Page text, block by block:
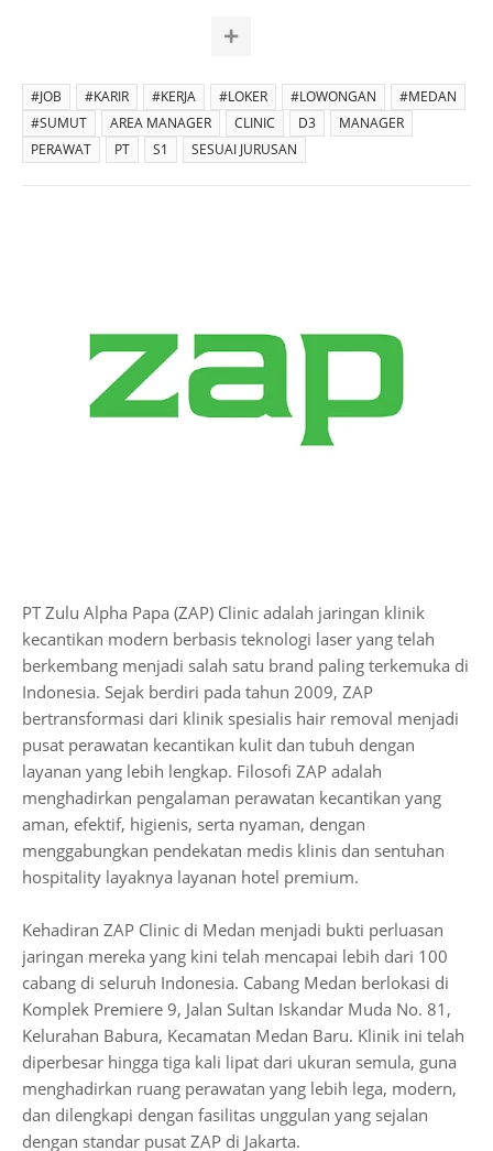
#JOB #KARIR #KERJA #LOKER #LOWONGAN
#MEDAN
#SUMUT
AREA MANAGER CLINIC D3
MANAGER
PERAWAT
PT S1 SESUAI JURUSAN
PT Zulu Alpha Papa (ZAP) Clinic adalah jaringan klinik
kecantikan modern berbasis teknologi laser yang telah
berkembang menjadi salah satu brand paling terkemuka di
Indonesia. Sejak berdiri pada tahun 2009, ZAP
bertransformasi dari klinik spesialis hair removal menjadi
pusat perawatan kecantikan kulit dan tubuh dengan
layanan yang lebih lengkap. Filosofi ZAP adalah
menghadirkan pengalaman perawatan kecantikan yang
aman, efektif, higienis, serta nyaman, dengan
menggabungkan pendekatan medis klinis dan sentuhan
hospitality layaknya layanan hotel premium.
Kehadiran ZAP Clinic di Medan menjadi bukti perluasan
jaringan mereka yang kini telah mencapai lebih dari 100
cabang di seluruh Indonesia. Cabang Medan berlokasi di
Komplek Premiere 9, Jalan Sultan Iskandar Muda No. 81,
Kelurahan Babura, Kecamatan Medan Baru. Klinik ini telah
diperbesar hingga tiga kali lipat dari ukuran semula, guna
menghadirkan ruang perawatan yang lebih lega, modern,
dan dilengkapi dengan fasilitas unggulan yang sejalan
dengan standar pusat ZAP di Jakarta.